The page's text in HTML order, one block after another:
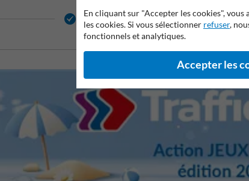
2 ans de garantie fabricant Stratifé
En cliquant sur "Accepter les cookies", vous
les cookies. Si vous sélectionner refuser,
fonctionnels et analytiques.
Accepter les